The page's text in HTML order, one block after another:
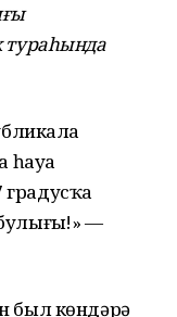
тураһында
һауа
—
был көндәрҙә